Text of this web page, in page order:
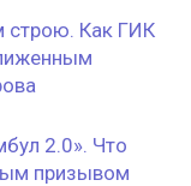
строю. Как ГИК
2.0». Что
призывом